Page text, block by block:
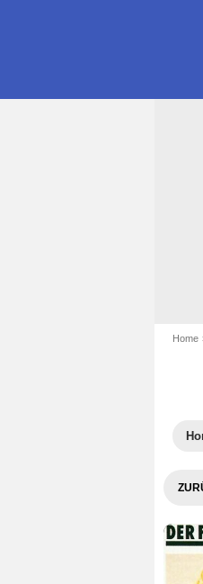
Home